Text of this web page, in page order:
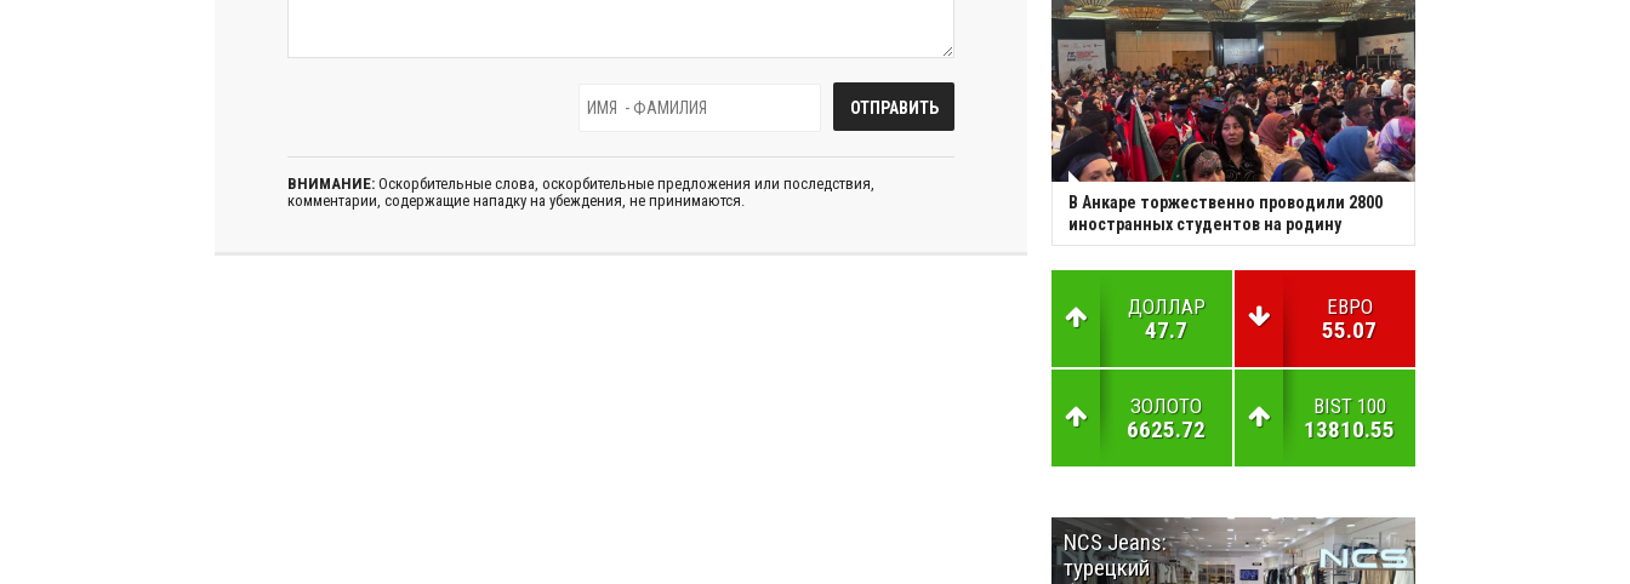
ВНИМАНИЕ: Оскорбительные слова, оскорбительные предложения или последствия,
комментарии, содержащие нападку на убеждения, не принимаются.
В Анкаре торжественно проводили 2800
иностранных студентов на родину
ДОЛЛАР
47.7
ЕВРО
55.07
ЗОЛОТО
6625.72
BIST 100
13810.55
NCS Jeans:
турецкий